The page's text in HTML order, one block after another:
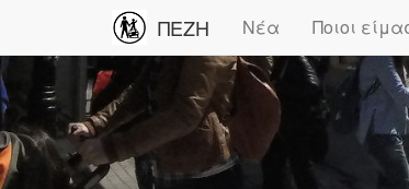
ΠΕΖΗ Νέα Ποιοι